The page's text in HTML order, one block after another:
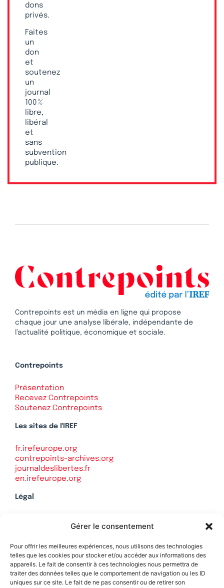
Gérer le consentement
Pour offrir les meilleures expériences, nous utilisons des technologies
telles que les cookies pour stocker et/ou accéder aux informations des
appareils. Le fait de consentir à ces technologies nous permettra de
traiter des données telles que le comportement de navigation ou les ID
uniques sur ce site. Le fait de ne pas consentir ou de retirer son
dons
privés.
Faites
un
don
et
soutenez
un
journal
100 %
libre,
libéral
et
sans
subvention
publique.
Contrepoints est un média en ligne qui propose
chaque jour une analyse libérale, indépendante de
l’actualité politique, économique et sociale.
Contrepoints
Présentation
Recevez Contrepoints
Soutenez Contrepoints
Les sites de l'IREF
fr.irefeurope.org
contrepoints-archives.org
journaldeslibertes.fr
en.irefeurope.org
Légal
Politique de confidentialité